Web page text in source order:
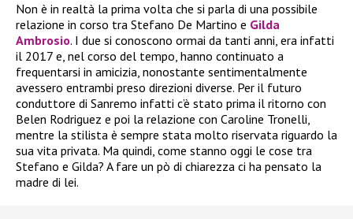
Non è in realtà la prima volta che si parla di una possibile
relazione in corso tra Stefano De Martino e Gilda
Ambrosio. I due si conoscono ormai da tanti anni, era infatti
il 2017 e, nel corso del tempo, hanno continuato a
frequentarsi in amicizia, nonostante sentimentalmente
avessero entrambi preso direzioni diverse. Per il futuro
conduttore di Sanremo infatti c’è stato prima il ritorno con
Belen Rodriguez e poi la relazione con Caroline Tronelli,
mentre la stilista è sempre stata molto riservata riguardo la
sua vita privata. Ma quindi, come stanno oggi le cose tra
Stefano e Gilda? A fare un pò di chiarezza ci ha pensato la
madre di lei.